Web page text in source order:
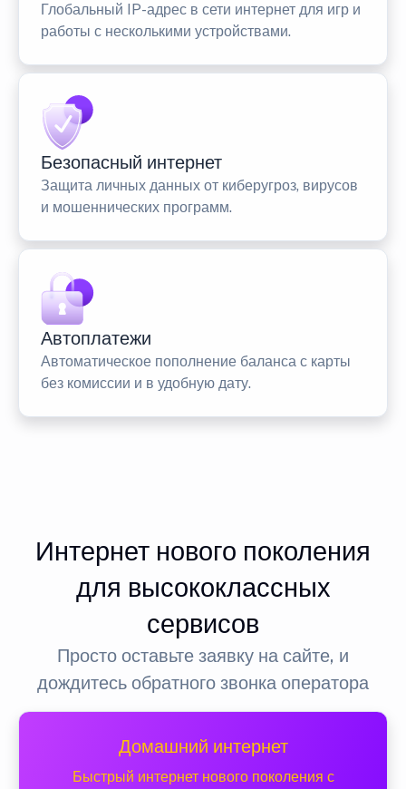
Глобальный IP-адрес в сети интернет для игр и
работы с несколькими устройствами.
Безопасный интернет
Защита личных данных от киберугроз, вирусов
и мошеннических программ.
Автоплатежи
Автоматическое пополнение баланса с карты
без комиссии и в удобную дату.
Интернет нового поколения
для высококлассных
сервисов
Просто оставьте заявку на сайте, и
дождитесь обратного звонка оператора
Домашний интернет
Быстрый интернет нового поколения с